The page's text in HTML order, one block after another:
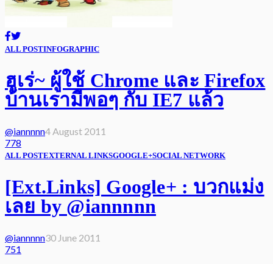
ALL POSTINFOGRAPHIC
ฮูเร่~ ผู้ใช้ Chrome และ Firefox
บ้านเรามีพอๆ กับ IE7 แล้ว
@iannnnn4 August 2011
778
ALL POSTEXTERNAL LINKSGOOGLE+SOCIAL NETWORK
[Ext.Links] Google+ : บวกแม่ง
เลย by @iannnnn
@iannnnn30 June 2011
751